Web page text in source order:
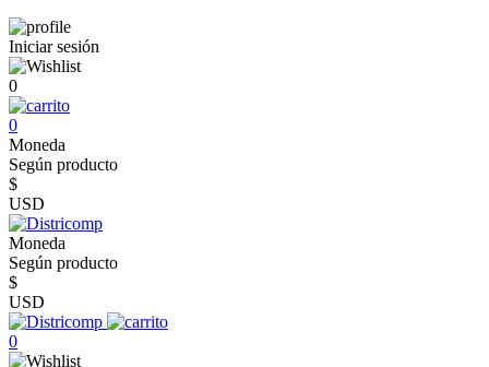
Iniciar sesión
0
0
Moneda
Según producto
$
USD
Moneda
Según producto
$
USD
0